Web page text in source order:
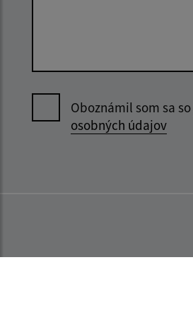
Oboznámil som sa so
osobných údajov